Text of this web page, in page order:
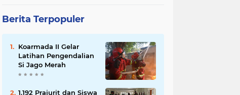
Berita Terpopuler
Koarmada II Gelar
Latihan Pengendalian
Si Jago Merah
1.192 Prajurit dan Siswa